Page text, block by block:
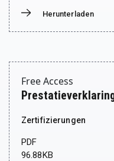
Herunterladen
Free Access
Zertifizierungen
PDF
96.88KB